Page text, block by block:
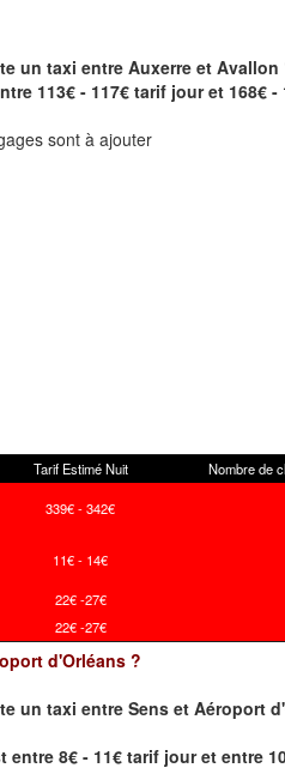
un taxi entre Auxerre et Avallon
113€ - 117€ tarif jour et 168€
sont à ajouter
Tarif Estimé Nuit
Nombre de
339€ - 342€
11€ - 14€
22€ -27€
22€ -27€
d'Orléans ?
un taxi entre Sens et Aéroport
8€ - 11€ tarif jour et entre